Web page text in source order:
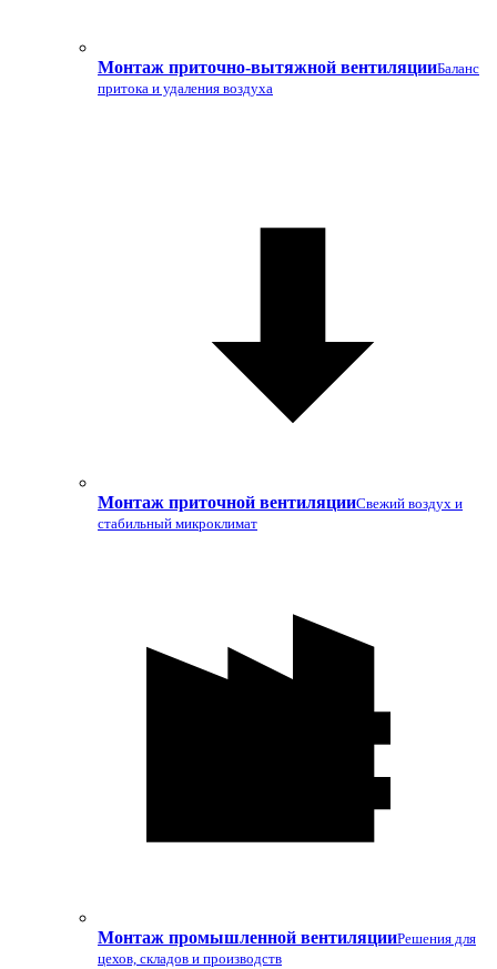
Монтаж приточно-вытяжной вентиляцииБаланс
притока и удаления воздуха
Монтаж приточной вентиляцииСвежий воздух и
стабильный микроклимат
Монтаж промышленной вентиляцииРешения для
цехов, складов и производств